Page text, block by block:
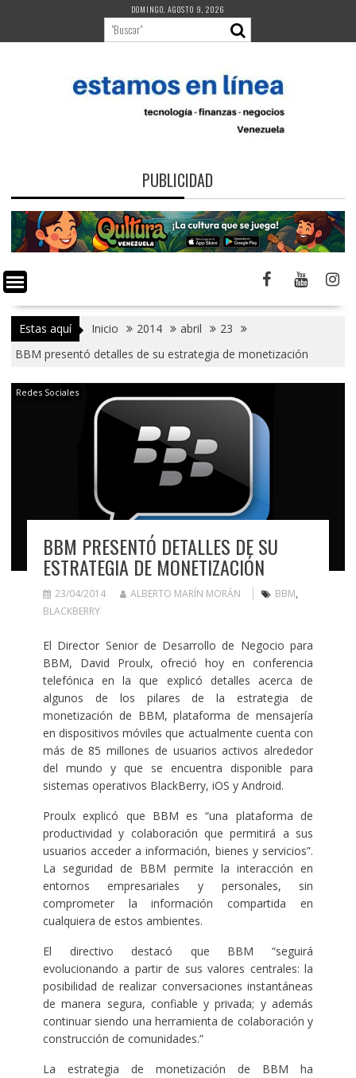
contenido
DOMINGO, AGOSTO 9, 2026
PUBLICIDAD
Estas aquí Inicio 2014 abril
23
BBM presentó detalles de su estrategia de monetización
Redes Sociales
BBM PRESENTÓ DETALLES DE SU
ESTRATEGIA DE MONETIZACIÓN
23/04/2014 ALBERTO MARÍN MORÁN BBM,
BLACKBERRY
El Director Senior de Desarrollo de Negocio para
BBM, David Proulx, ofreció hoy en conferencia
telefónica en la que explicó detalles acerca de
algunos de los pilares de la estrategia de
monetización de BBM, plataforma de mensajería
en dispositivos móviles que actualmente cuenta con
más de 85 millones de usuarios activos alrededor
del mundo y que se encuentra disponible para
sistemas operativos BlackBerry, iOS y Android.
Proulx explicó que BBM es “una plataforma de
productividad y colaboración que permitirá a sus
usuarios acceder a información, bienes y servicios”.
La seguridad de BBM permite la interacción en
entornos empresariales y personales, sin
comprometer la información compartida en
cualquiera de estos ambientes.
El directivo destacó que BBM “seguirá
evolucionando a partir de sus valores centrales: la
posibilidad de realizar conversaciones instantáneas
de manera segura, confiable y privada; y además
continuar siendo una herramienta de colaboración y
construcción de comunidades.”
La estrategia de monetización de BBM ha